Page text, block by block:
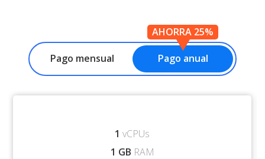
Pago mensual Pago anual
AHORRA 25%
1 vCPUs
1 GB RAM